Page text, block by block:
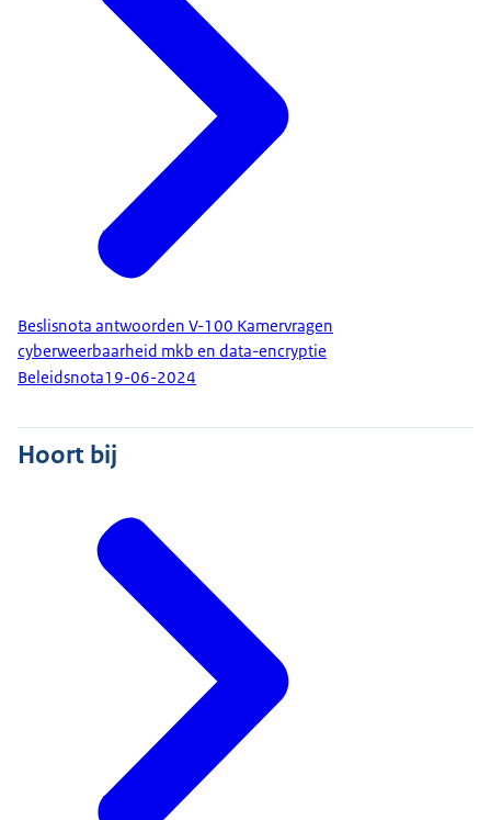
Beslisnota antwoorden V-100 Kamervragen
cyberweerbaarheid mkb en data-encryptie
Beleidsnota19-06-2024
Hoort bij